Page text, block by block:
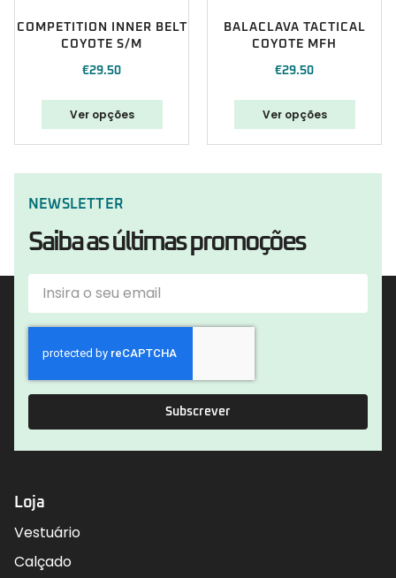
COMPETITION INNER BELT
COYOTE S/M
€29.50
Ver opções
BALACLAVA TACTICAL
COYOTE MFH
€29.50
Ver opções
NEWSLETTER
Saiba as últimas promoções
Subscrever
Loja
Vestuário
Calçado